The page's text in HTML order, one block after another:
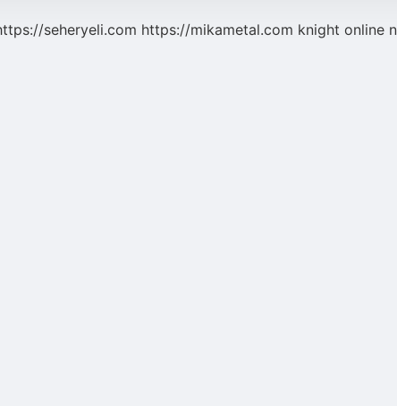
seheryeli.com https://mikametal.com knight online